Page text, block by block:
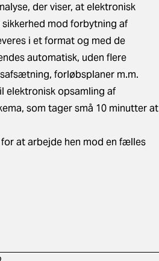
der viser, at elektronisk
mod forbytning af
i et format og med de
automatisk, uden flere
forløbsplaner m.m.
elektronisk opsamling af
som tager små 10 minutter at
at arbejde hen mod en fælles